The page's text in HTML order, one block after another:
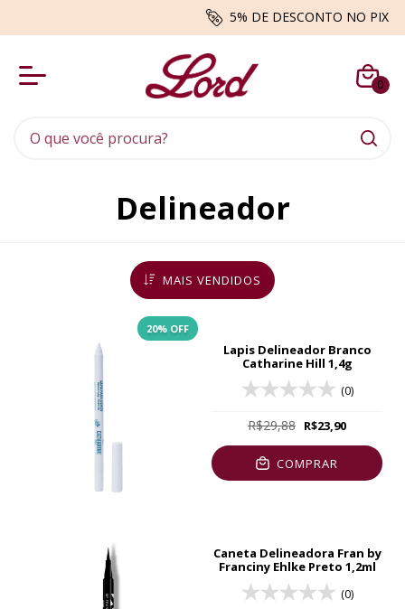
5% DE DESCONTO NO PIX
0
Delineador
MAIS VENDIDOS
20% OFF
Lapis Delineador Branco
Catharine Hill 1,4g
(0)
R$29,88 R$23,90
COMPRAR
Caneta Delineadora Fran by
Franciny Ehlke Preto 1,2ml
(0)